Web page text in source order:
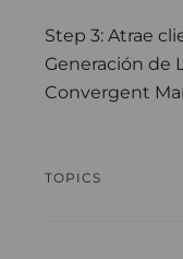
Step 3: Atrae
Generación de
Convergent
TOPICS